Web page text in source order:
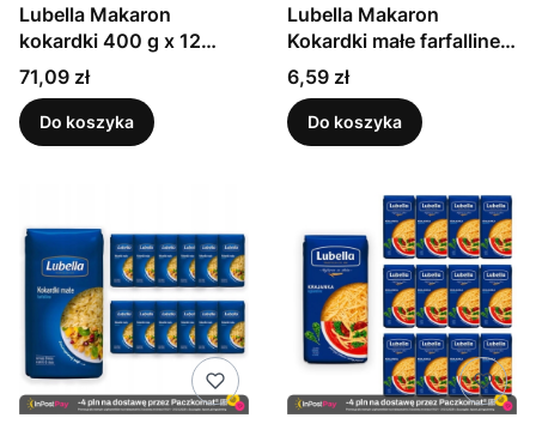
Lubella Makaron
kokardki 400 g x 12
sztuk
Cena
71,09 zł
Do koszyka
Lubella Makaron
Kokardki małe farfalline
400 g
Cena
6,59 zł
Do koszyka